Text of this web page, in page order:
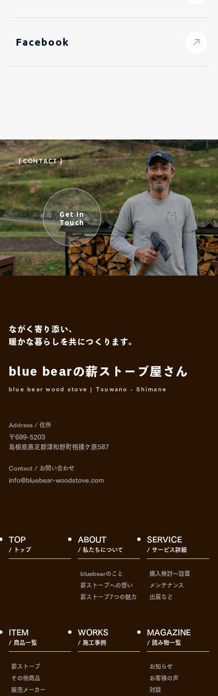
Facebook
[ CONTACT ]
Get in
Touch
ながく寄り添い、
暖かな暮らしを共につくります。
blue bearの薪ストーブ屋さん
blue bear wood stove | Tsuwano - Shimane
Address / 住所
〒699-5203
島根県鹿足郡津和野町相撲ケ原587
Contact / お問い合わせ
info@bluebear-woodstove.com
TOP
/ トップ
ABOUT
/ 私たちについて
bluebearのこと
薪ストーブへの想い
薪ストーブ7つの魅力
SERVICE
/ サービス詳細
購入検討〜設置
メンテナンス
出展など
ITEM
/ 商品一覧
薪ストーブ
その他商品
販売メーカー
WORKS
/ 施工事例
MAGAZINE
/ 読み物一覧
お知らせ
お客様の声
対談